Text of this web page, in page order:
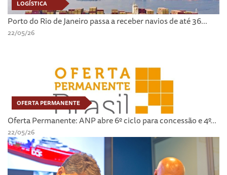
LOGÍSTICA
Porto do Rio de Janeiro passa a receber navios de até 36...
22/05/26
OFERTA PERMANENTE
Oferta Permanente: ANP abre 6º ciclo para concessão e 4º...
22/05/26